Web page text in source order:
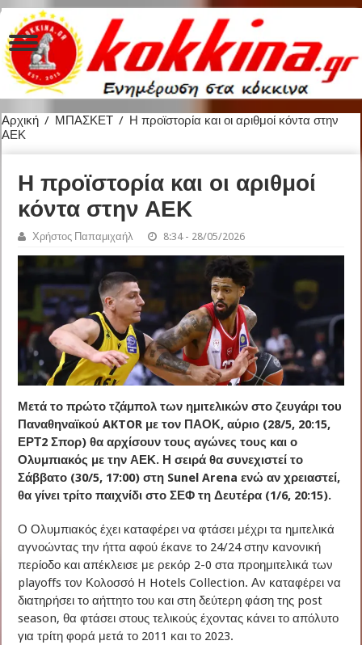
Αρχική / ΜΠΑΣΚΕΤ / Η προϊστορία και οι αριθμοί κόντα στην
ΑΕΚ
Η προϊστορία και οι αριθμοί
κόντα στην ΑΕΚ
Χρήστος Παπαμιχαήλ 8:34 - 28/05/2026
Μετά το πρώτο τζάμπολ των ημιτελικών στο ζευγάρι του
Παναθηναϊκού AKTOR με τον ΠΑΟΚ, αύριο (28/5, 20:15,
ΕΡΤ2 Σπορ) θα αρχίσουν τους αγώνες τους και ο
Ολυμπιακός με την ΑΕΚ. Η σειρά θα συνεχιστεί το
Σάββατο (30/5, 17:00) στη Sunel Arena ενώ αν χρειαστεί,
θα γίνει τρίτο παιχνίδι στο ΣΕΦ τη Δευτέρα (1/6, 20:15).
Ο Ολυμπιακός έχει καταφέρει να φτάσει μέχρι τα ημιτελικά
αγνοώντας την ήττα αφού έκανε το 24/24 στην κανονική
περίοδο και απέκλεισε με ρεκόρ 2-0 στα προημιτελικά των
playoffs τον Κολοσσό H Hotels Collection. Αν καταφέρει να
διατηρήσει το αήττητο του και στη δεύτερη φάση της post
season, θα φτάσει στους τελικούς έχοντας κάνει το απόλυτο
για τρίτη φορά μετά το 2011 και το 2023.